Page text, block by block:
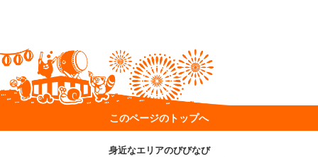
このページのトップへ
身近なエリアのびびなび